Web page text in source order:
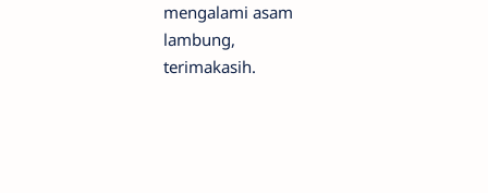
mengalami asam
lambung,
terimakasih.